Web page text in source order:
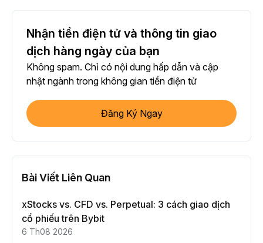
Nhận tiền điện tử và thông tin giao
dịch hàng ngày của bạn
Không spam. Chỉ có nội dung hấp dẫn và cập
nhật ngành trong không gian tiền điện tử
Đăng Ký Ngay
Bài Viết Liên Quan
xStocks vs. CFD vs. Perpetual: 3 cách giao dịch
cổ phiếu trên Bybit
6 Th08 2026